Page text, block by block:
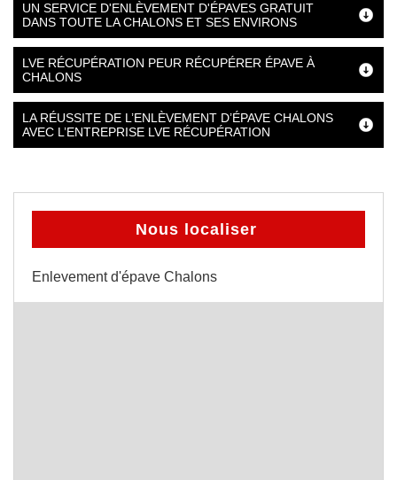
UN SERVICE D'ENLÈVEMENT D'ÉPAVES GRATUIT
DANS TOUTE LA CHALONS ET SES ENVIRONS
LVE RÉCUPÉRATION PEUR RÉCUPÉRER ÉPAVE À
CHALONS
LA RÉUSSITE DE L’ENLÈVEMENT D’ÉPAVE CHALONS
AVEC L’ENTREPRISE LVE RÉCUPÉRATION
Nous localiser
Enlevement d'épave Chalons